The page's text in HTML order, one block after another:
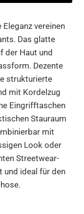
vereinen
Das glatte
der Haut und
Dezente
strukturierte
mit Kordelzug
Eingrifftaschen
Stauraum
mit
Look oder
Streetwear-
und ideal für den